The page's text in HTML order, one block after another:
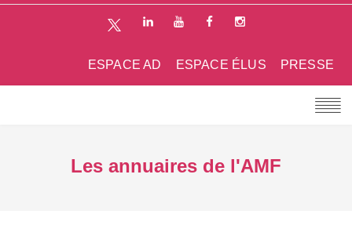
PRESSE
ESPACE ÉLUS
ESPACE AD
Les annuaires de l'AMF